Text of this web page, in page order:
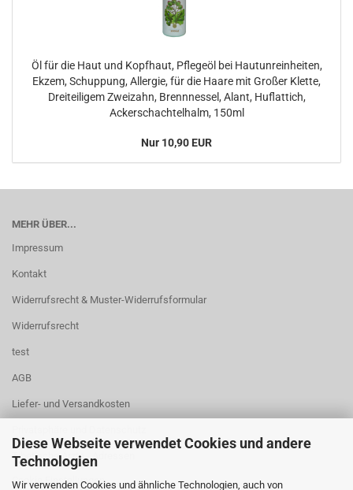
Diese Webseite verwendet Cookies und andere
Technologien
Wir verwenden Cookies und ähnliche Technologien, auch von
Öl für die Haut und Kopfhaut, Pflegeöl bei Hautunreinheiten,
Ekzem, Schuppung, Allergie, für die Haare mit Großer Klette,
Dreiteiligem Zweizahn, Brennnessel, Alant, Huflattich,
Ackerschachtelhalm, 150ml
Nur 10,90 EUR
MEHR ÜBER...
Impressum
Kontakt
Widerrufsrecht & Muster-Widerrufsformular
Widerrufsrecht
test
AGB
Liefer- und Versandkosten
Tibetische Ärzte - Adressen
Cookie Einstellungen